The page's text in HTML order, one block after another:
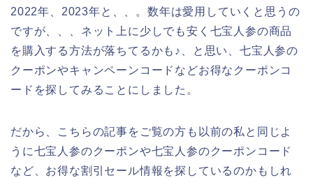
2022年、2023年と、、。数年は愛用していくと思うの
ですが、、、ネット上に少しでも安く七宝人参の商品
を購入する方法が落ちてるかも♪、と思い、七宝人参の
クーポンやキャンペーンコードなどお得なクーポンコ
ードを探してみることにしました。
だから、こちらの記事をご覧の方も以前の私と同じよ
うに七宝人参のクーポンや七宝人参のクーポンコード
など、お得な割引セール情報を探しているのかもしれ